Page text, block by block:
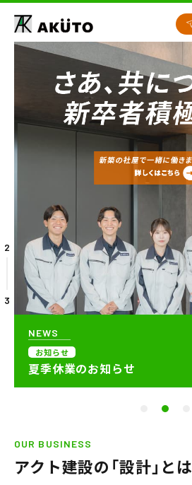
アクト建設の設計
施工実績
商業施設
賃貸住宅
不動産情報
会社案内
メンテナンス
採用情報
公式Instagram
2
3
NEWS
お知らせ
夏季休業のお知らせ
OUR BUSINESS
アクト建設の「設計」とは